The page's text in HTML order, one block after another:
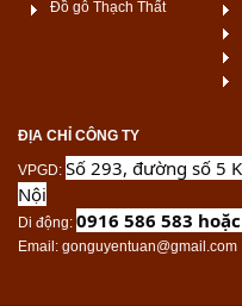
Đồ gỗ Thạch Thất
ĐỊA CHỈ CÔNG TY
VPGD: Số 293, đường số 5
Nội
Di động: 0916 586 583
Email : gonguyentuan@gmail.com